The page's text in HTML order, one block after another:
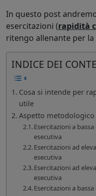
In questo post
esercitazioni (rapidità
ritengo allenante per
INDICE DEI
Cosa si intende per
utile
Aspetto metodologico
Esercitazioni a
esecutiva
Esercitazioni ad
esecutiva
Esercitazioni ad
esecutiva
Esercitazioni a